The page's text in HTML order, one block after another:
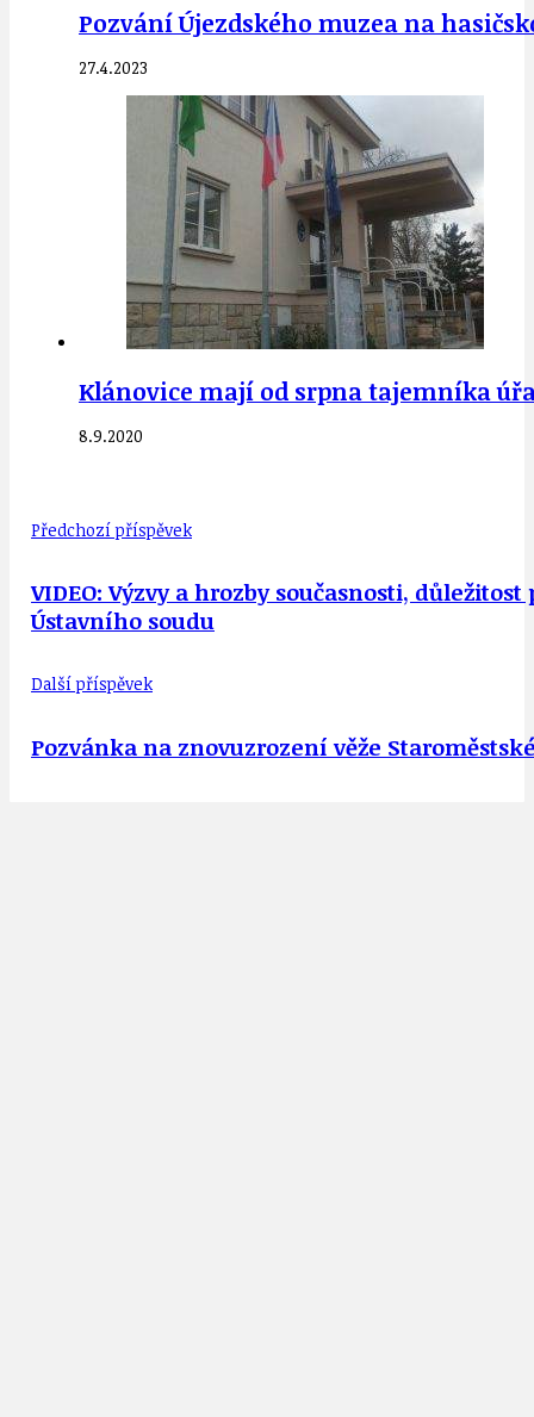
Pozvání Újezdského muzea na
27.4.2023
Klánovice mají od srpna tajemníka
8.9.2020
Předchozí příspěvek
VIDEO: Výzvy a hrozby současnosti,
Ústavního soudu
Další příspěvek
Pozvánka na znovuzrození věže